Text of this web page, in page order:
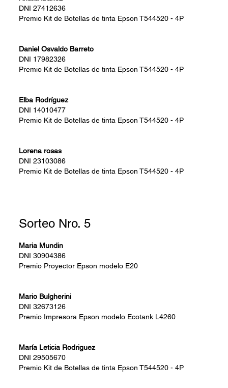
DNI 27412636
Premio Kit de Botellas de tinta Epson T544520 - 4P
Daniel Osvaldo Barreto
DNI 17982326
Premio Kit de Botellas de tinta Epson T544520 - 4P
Elba Rodríguez
DNI 14010477
Premio Kit de Botellas de tinta Epson T544520 - 4P
Lorena rosas
DNI 23103086
Premio Kit de Botellas de tinta Epson T544520 - 4P
Sorteo Nro. 5
Maria Mundin
DNI 30904386
Premio Proyector Epson modelo E20
Mario Bulgherini
DNI 32673126
Premio Impresora Epson modelo Ecotank L4260
María Leticia Rodriguez
DNI 29505670
Premio Kit de Botellas de tinta Epson T544520 - 4P